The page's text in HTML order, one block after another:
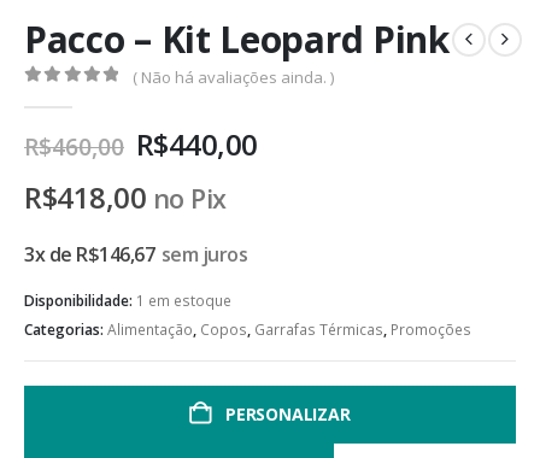
Pacco – Kit Leopard Pink
( Não há avaliações ainda. )
R$460,00 R$440,00
R$418,00 no Pix
3x de R$146,67 sem juros
Disponibilidade: 1 em estoque
Categorias: Alimentação, Copos, Garrafas Térmicas, Promoções
PERSONALIZAR